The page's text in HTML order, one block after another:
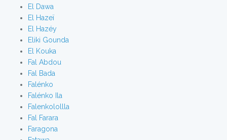
El Dawa
El Hazeï
El Hazéy
Eliki Gounda
El Kouka
Fal Abdou
Fal Bada
Falénko
Falénko Ila
Falenkolollla
Fal Farara
Faragona